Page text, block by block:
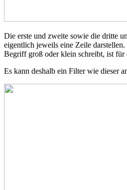
Die erste und zweite sowie die dritte
eigentlich jeweils eine Zeile
Begriff groß oder klein schreibt, ist für
Es kann deshalb ein Filter wie dieser